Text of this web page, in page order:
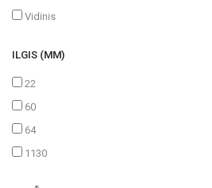
Vidinis
ILGIS (MM)
22
60
64
1130